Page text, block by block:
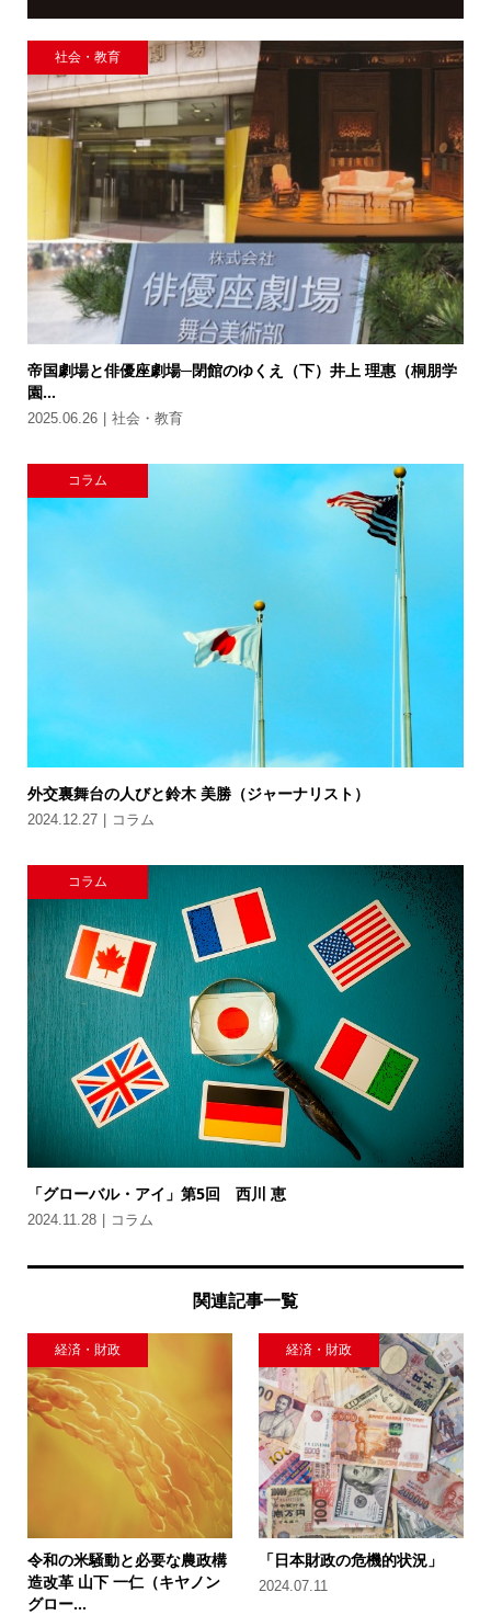
社会・教育
帝国劇場と俳優座劇場─閉館のゆくえ（下）井上 理惠（桐朋学
園...
2025.06.26 社会・教育
コラム
外交裏舞台の人びと鈴木 美勝（ジャーナリスト）
2024.12.27 コラム
コラム
「グローバル・アイ」第5回 西川 恵
2024.11.28 コラム
関連記事一覧
経済・財政
令和の米騒動と必要な農政構
造改革 山下 一仁（キヤノン
グロー...
経済・財政
「日本財政の危機的状況」
2024.07.11